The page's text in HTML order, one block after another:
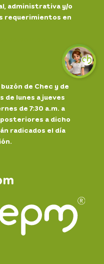
administrativa y/o
requerimientos en
de Chec y de
lunes a jueves
de 7:30 a.m. a
a dicho
radicados el día